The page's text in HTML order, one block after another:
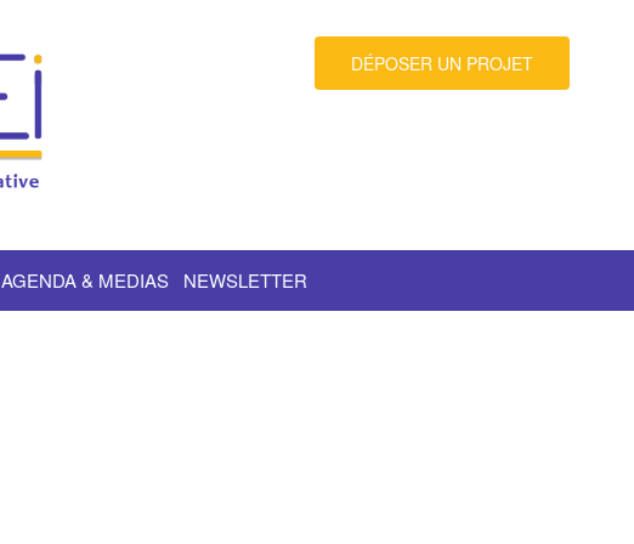
DÉPOSER UN PROJET
AGENDA & MEDIAS NEWSLETTER